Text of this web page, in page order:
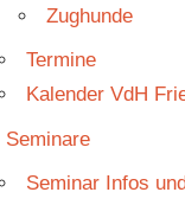
Zughunde
Termine
Kalender VdH
Seminare
Seminar Infos